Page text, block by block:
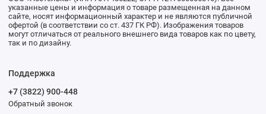
указанные цены и информация о товаре размещенная на данном
сайте, носят информационный характер и не являются публичной
офертой (в соответствии со ст. 437 ГК РФ). Изображения товаров
могут отличаться от реального внешнего вида товаров как по цвету,
так и по дизайну.
Поддержка
+7 (3822) 900-448
Обратный звонок